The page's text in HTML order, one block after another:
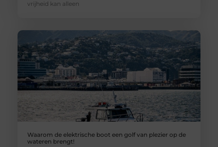
vrijheid kan alleen
Waarom de elektrische boot een golf van plezier op de
wateren brengt!